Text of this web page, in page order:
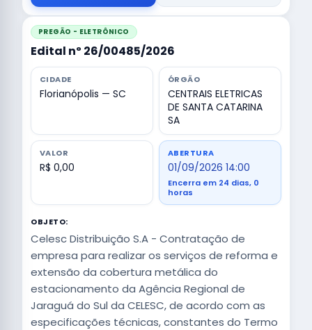
PREGÃO - ELETRÔNICO
Edital nº 26/00485/2026
CIDADE
Florianópolis — SC
ÓRGÃO
CENTRAIS ELETRICAS
DE SANTA CATARINA
SA
VALOR
R$ 0,00
ABERTURA
01/09/2026 14:00
Encerra em 24 dias, 0
horas
OBJETO:
Celesc Distribuição S.A - Contratação de
empresa para realizar os serviços de reforma e
extensão da cobertura metálica do
estacionamento da Agência Regional de
Jaraguá do Sul da CELESC, de acordo com as
especificações técnicas, constantes do Termo